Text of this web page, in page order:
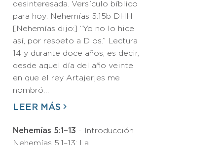
desinteresada. Versículo bíblico
para hoy: Nehemías 5:15b DHH
[Nehemías dijo:] “Yo no lo hice
así, por respeto a Dios.” Lectura
14 y durante doce años, es decir,
desde aquel día del año veinte
en que el rey Artajerjes me
nombró…
LEER MÁS
Nehemías 5:1–13 - Introducción
Nehemías 5:1–13: La